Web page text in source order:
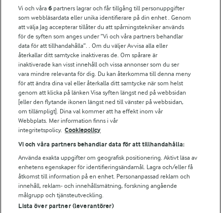
För ägare
Arlas kundportal
Arla.com
Falbygdens Ost
Arla webbshop
Bildbank
Följ oss
© 2026 Arla Foods
Vi och våra6 partners lagrar och får tillgång till personuppgifter
som webbläsardata eller unika identifierare på din enhet . Genom
att välja Jag accepterar tillåter du att spårningstekniker används
för de syften som anges under ”Vi och våra partners behandlar
data för att tillhandahålla”. . Om du väljer Avvisa alla eller
återkallar ditt samtycke inaktiveras de. Om spårare är
inaktiverade kan visst innehåll och vissa annonser som du ser
vara mindre relevanta för dig. Du kan återkomma till denna meny
för att ändra dina val eller återkalla ditt samtycke när som helst
genom att klicka på länken Visa syften längst ned på webbsidan
[eller den flytande ikonen längst ned till vänster på webbsidan,
om tillämpligt]. Dina val kommer att ha effekt inom vår
Webbplats. Mer information finns i vår
integritetspolicy. Cookiepolicy
Vi och våra partners behandlar data för att tillhandahålla:
Använda exakta uppgifter om geografisk positionering. Aktivt läsa av
enhetens egenskaper för identifieringsändamål. Lagra och/eller få
åtkomst till information på en enhet. Personanpassad reklam och
innehåll, reklam- och innehållsmätning, forskning angående
målgrupp och tjänsteutveckling.
Lista över partner (leverantörer)